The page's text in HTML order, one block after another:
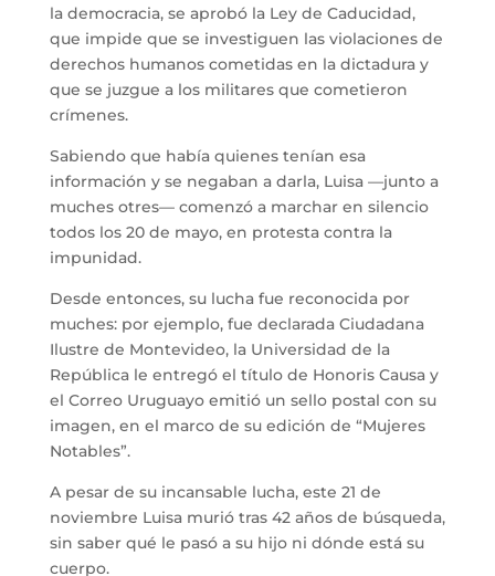
la democracia, se aprobó la Ley de Caducidad,
que impide que se investiguen las violaciones de
derechos humanos cometidas en la dictadura y
que se juzgue a los militares que cometieron
crímenes.
Sabiendo que había quienes tenían esa
información y se negaban a darla, Luisa —junto a
muches otres— comenzó a marchar en silencio
todos los 20 de mayo, en protesta contra la
impunidad.
Desde entonces, su lucha fue reconocida por
muches: por ejemplo, fue declarada Ciudadana
Ilustre de Montevideo, la Universidad de la
República le entregó el título de Honoris Causa y
el Correo Uruguayo emitió un sello postal con su
imagen, en el marco de su edición de “Mujeres
Notables”.
A pesar de su incansable lucha, este 21 de
noviembre Luisa murió tras 42 años de búsqueda,
sin saber qué le pasó a su hijo ni dónde está su
cuerpo.